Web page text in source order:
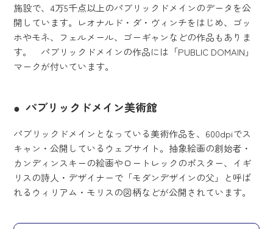
施設で、4万5千点以上のパブリックドメインのデータを公
開しています。レオナルド・ダ・ヴィンチをはじめ、ゴッ
ホやモネ、フェルメール、ゴーギャンなどの作品もありま
す。 パブリックドメインの作品には「PUBLIC DOMAIN」
マークが付いています。
パブリックドメイン美術館
パブリックドメインとなっている美術作品を、600dpiでス
キャン・公開しているウェブサイト。抽象絵画の創始者・
カンディンスキーの絵画やロートレックのポスター、イギ
リスの詩人・デザイナーで「モダンデザインの父」と呼ば
れるウィリアム・モリスの図柄などが公開されています。